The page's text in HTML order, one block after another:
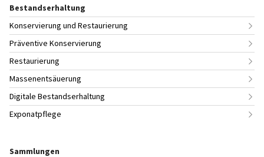
Bestandserhaltung
Konservierung und Restaurierung
Präventive Konservierung
Restaurierung
Massenentsäuerung
Digitale Bestandserhaltung
Exponatpflege
Sammlungen